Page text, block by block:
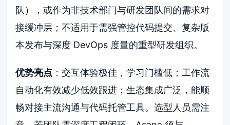
队），或作为非技术部门与研发团队间的需求对
接缓冲层；不适用于需强管控代码提交、复杂版
本发布与深度 DevOps 度量的重型研发组织。
优势亮点 ：交互体验极佳，学习门槛低；工作流
自动化有效减少低效跟进；生态集成广泛，能顺
畅对接主流沟通与代码托管工具。选型人员需注